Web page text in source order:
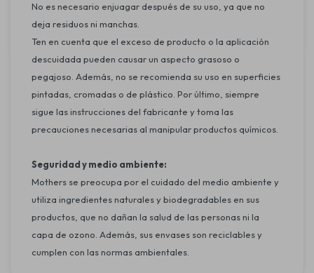
No es necesario enjuagar después de su uso, ya que no
deja residuos ni manchas.
Ten en cuenta que el exceso de producto o la aplicación
descuidada pueden causar un aspecto grasoso o
pegajoso. Además, no se recomienda su uso en superficies
pintadas, cromadas o de plástico. Por último, siempre
sigue las instrucciones del fabricante y toma las
precauciones necesarias al manipular productos químicos.
Seguridad y medio ambiente:
Mothers se preocupa por el cuidado del medio ambiente y
utiliza ingredientes naturales y biodegradables en sus
productos, que no dañan la salud de las personas ni la
capa de ozono. Además, sus envases son reciclables y
cumplen con las normas ambientales.